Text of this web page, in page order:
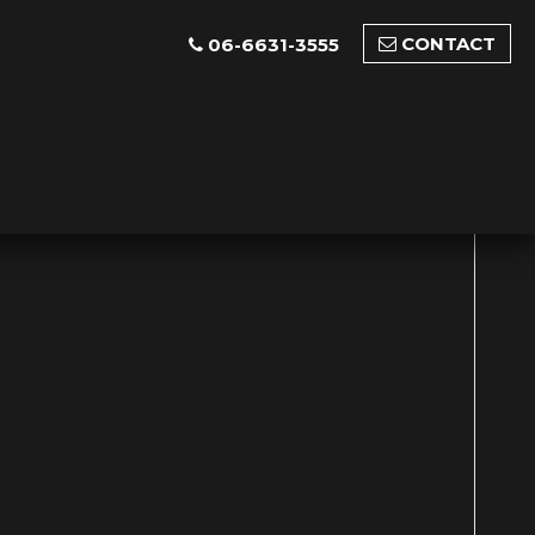
06-6631-3555 CONTACT